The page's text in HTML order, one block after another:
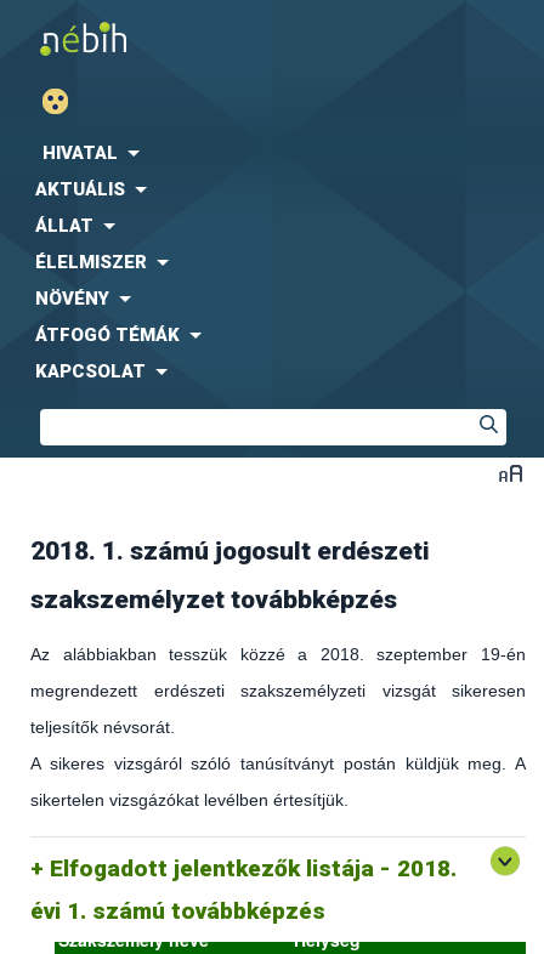
HIVATAL
AKTUÁLIS
ÁLLAT
ÉLELMISZER
NÖVÉNY
ÁTFOGÓ TÉMÁK
KAPCSOLAT
2018. 1. számú jogosult erdészeti
szakszemélyzet továbbképzés
Az alábbiakban tesszük közzé a 2018. szeptember 19-én
megrendezett erdészeti szakszemélyzeti vizsgát sikeresen
teljesítők névsorát.
A sikeres vizsgáról szóló tanúsítványt postán küldjük meg. A
sikertelen vizsgázókat levélben értesítjük.
Elfogadott jelentkezők listája - 2018.
évi 1. számú továbbképzés
(az erdőgazdálkodást és az erdészeti szakirányítást érintő
hatályos jogszabályokról és azok alkalmazásáról szóló
általános továbbképzés)
2018.09.18. – 2018.09.19.
Szakszemély neve
Helység